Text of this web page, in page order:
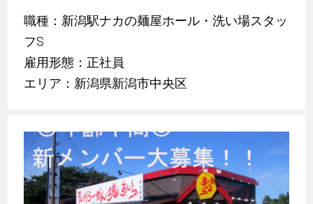
職種：新潟駅ナカの麺屋ホール・洗い場スタッ
フS
雇用形態：正社員
エリア：新潟県新潟市中央区